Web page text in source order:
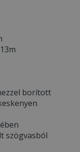
borított
szögvasból